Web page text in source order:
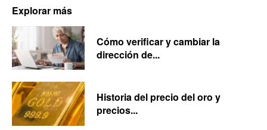
Explorar más
Cómo verificar y cambiar la
dirección de...
Historia del precio del oro y
precios...